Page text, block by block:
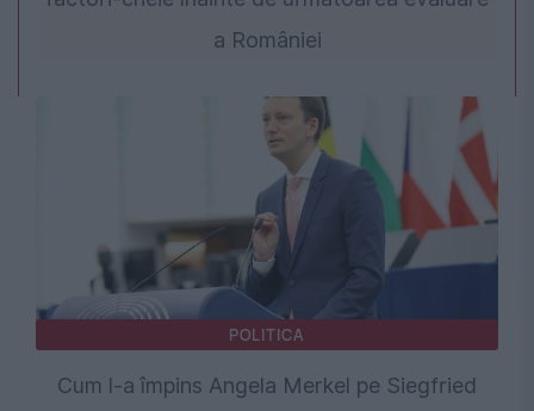
a României
POLITICA
Cum l-a împins Angela Merkel pe Siegfried